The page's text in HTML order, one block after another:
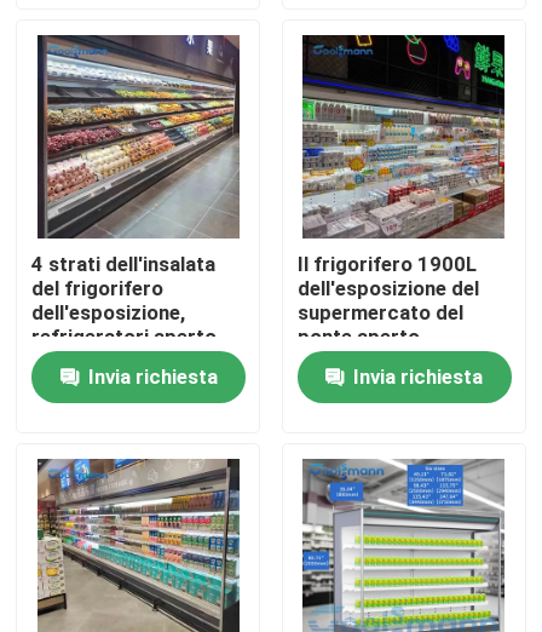
Circa noi
Giro della fabbrica
Controllo di qualità
Contattici
Richieda una citazione
Refrigeratore aperto dell'esposizione
Refrigeratore aperto della vetrina
4 strati dell'insalata
del frigorifero
dell'esposizione,
refrigeratori aperto
1250 * 890 * 2050mm
della cassa del LED
800L
Invia richiesta
Il frigorifero 1900L
dell'esposizione del
supermercato del
ponte aperto
automatico disgela
un'altezza di 2. 05m
Invia richiesta